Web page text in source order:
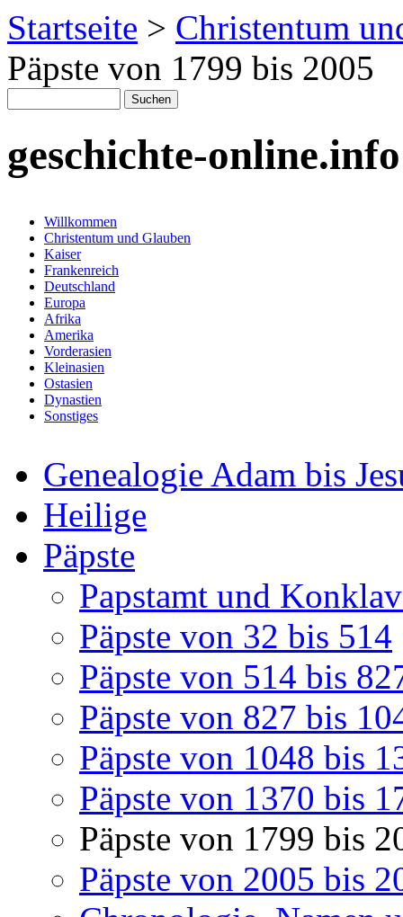
Startseite > Christentum
Päpste von 1799 bis 2005
geschichte-online.info
Willkommen
Christentum und Glauben
Kaiser
Frankenreich
Deutschland
Europa
Afrika
Amerika
Vorderasien
Kleinasien
Ostasien
Dynastien
Sonstiges
Genealogie Adam bis
Heilige
Päpste
Papstamt und
Päpste von 32 bis 514
Päpste von 514 bis
Päpste von 827 bis
Päpste von 1048 bis
Päpste von 1370 bis
Päpste von 1799 bis
Päpste von 2005 bis